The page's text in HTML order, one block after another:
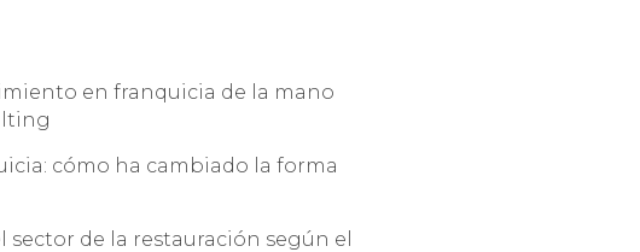
en franquicia de la mano
cómo ha cambiado la forma
de la restauración según el